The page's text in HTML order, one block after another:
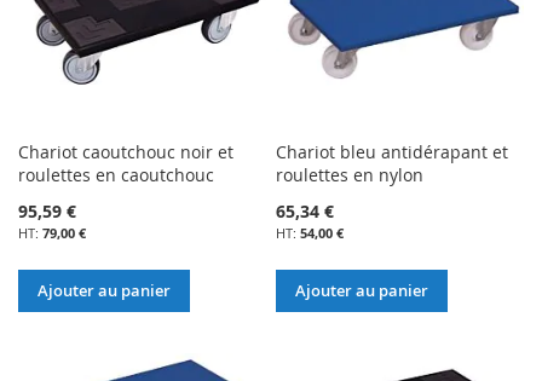
Chariot caoutchouc noir et
roulettes en caoutchouc
95,59 €
79,00 €
Ajouter au panier
Chariot bleu antidérapant et
roulettes en nylon
65,34 €
54,00 €
Ajouter au panier